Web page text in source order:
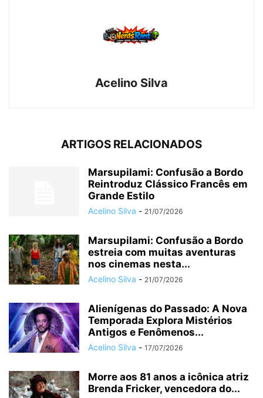
Acelino Silva
ARTIGOS RELACIONADOS
Marsupilami: Confusão a Bordo
Reintroduz Clássico Francês em
Grande Estilo
Acelino Silva - 21/07/2026
Marsupilami: Confusão a Bordo
estreia com muitas aventuras
nos cinemas nesta...
Acelino Silva - 21/07/2026
Alienígenas do Passado: A Nova
Temporada Explora Mistérios
Antigos e Fenômenos...
Acelino Silva - 17/07/2026
Morre aos 81 anos a icônica atriz
Brenda Fricker, vencedora do...